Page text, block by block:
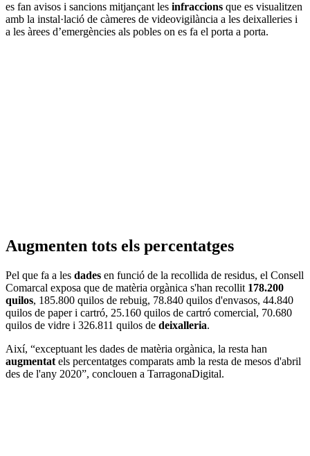
es fan avisos i sancions mitjançant les infraccions que es visualitzen
amb la instal·lació de càmeres de videovigilància a les deixalleries i
a les àrees d’emergències als pobles on es fa el porta a porta.
Augmenten tots els percentatges
Pel que fa a les dades en funció de la recollida de residus, el Consell
Comarcal exposa que de matèria orgànica s'han recollit 178.200
quilos, 185.800 quilos de rebuig, 78.840 quilos d'envasos, 44.840
quilos de paper i cartró, 25.160 quilos de cartró comercial, 70.680
quilos de vidre i 326.811 quilos de deixalleria.
Així, “exceptuant les dades de matèria orgànica, la resta han
augmentat els percentatges comparats amb la resta de mesos d'abril
des de l'any 2020”, conclouen a TarragonaDigital.